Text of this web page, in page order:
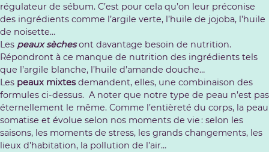
régulateur de sébum. C’est pour cela qu’on leur préconise
des ingrédients comme l’argile verte, l’huile de jojoba, l’huile
de noisette…
Les peaux sèchesont davantage besoin de nutrition.
Répondront à ce manque de nutrition des ingrédients tels
que l’argile blanche, l’huile d’amande douche…
Les peaux mixtesdemandent, elles, une combinaison des
formules ci-dessus. A noter que notre type de peau n’est pas
éternellement le même. Comme l’entièreté du corps, la peau
somatise et évolue selon nos moments de vie : selon les
saisons, les moments de stress, les grands changements, les
lieux d’habitation, la pollution de l’air…